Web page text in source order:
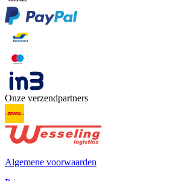
Onze verzendpartners
Algemene voorwaarden